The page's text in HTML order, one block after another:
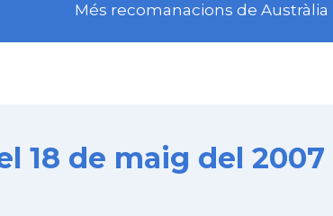
Més recomanacions de Austràlia
18 de maig del 2007